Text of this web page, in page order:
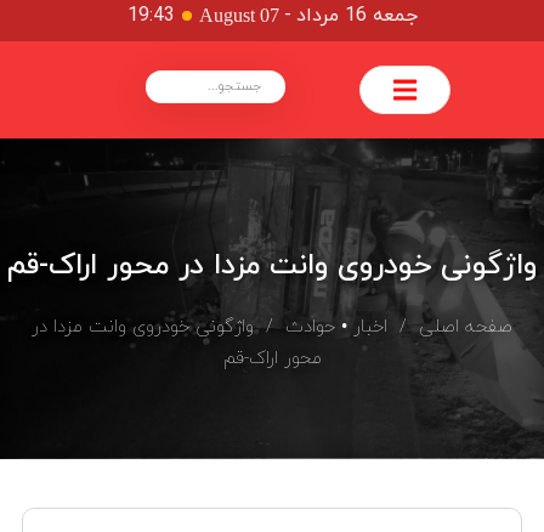
جمعه 16 مرداد -
August 07
19:43
واژگونی خودروی وانت مزدا در محور اراک-قم
صفحه اصلی / اخبار • حوادث / واژگونی خودروی وانت مزدا در
محور اراک-قم